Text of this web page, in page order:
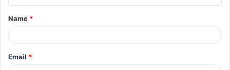
t
*
Name *
Email *